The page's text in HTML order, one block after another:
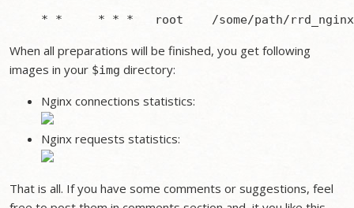
When all preparations will be finished, you get following
images in your $img directory:
Nginx connections statistics:
Nginx requests statistics:
That is all. If you have some comments or suggestions, feel